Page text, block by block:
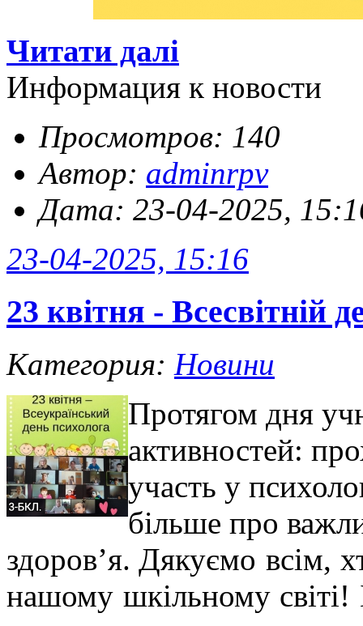
Читати далі
Информация к новости
Просмотров: 140
Автор: adminrpv
Дата: 23-04-2025,
23-04-2025, 15:16
23 квітня - Всесвітній
Категория: Новини
Протягом дня
активностей:
участь у
більше про
здоров’я. Дякуємо всім,
нашому шкільному світі!